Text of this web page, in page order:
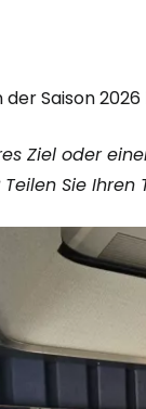
Saison
Ziel oder
Teilen Sie